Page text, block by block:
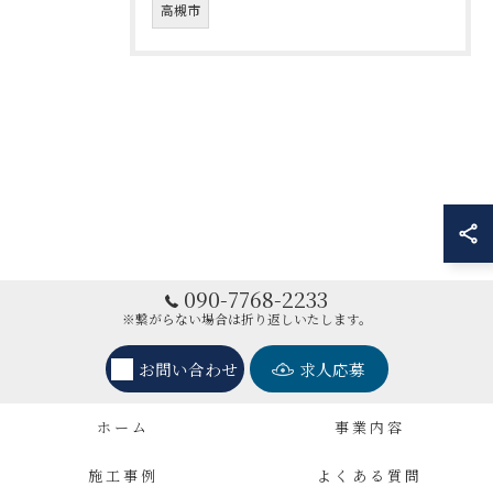
高槻市
090-7768-2233
※繋がらない場合は折り返しいたします。
お問い合わせ 求人応募
ホーム 事業内容
施工事例 よくある質問